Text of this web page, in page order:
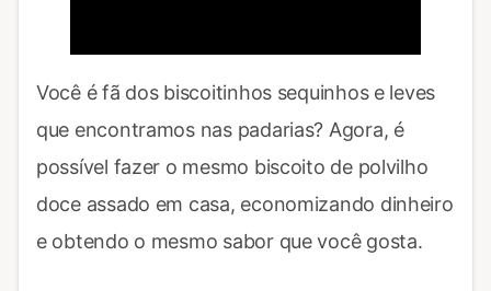
Você é fã dos biscoitinhos sequinhos e leves
que encontramos nas padarias? Agora, é
possível fazer o mesmo biscoito de polvilho
doce assado em casa, economizando dinheiro
e obtendo o mesmo sabor que você gosta.